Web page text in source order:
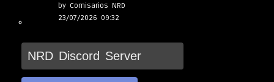
by Comisarios NRD
23/07/2026 09:32
NRD Discord Server